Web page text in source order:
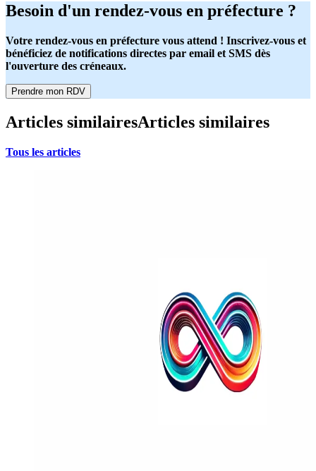
Besoin d'un rendez-vous en préfecture ?
Votre rendez-vous en préfecture vous attend ! Inscrivez-vous et
bénéficiez de notifications directes par email et SMS dès
l'ouverture des créneaux.
Prendre mon RDV
Articles similairesArticles similaires
Tous les articles